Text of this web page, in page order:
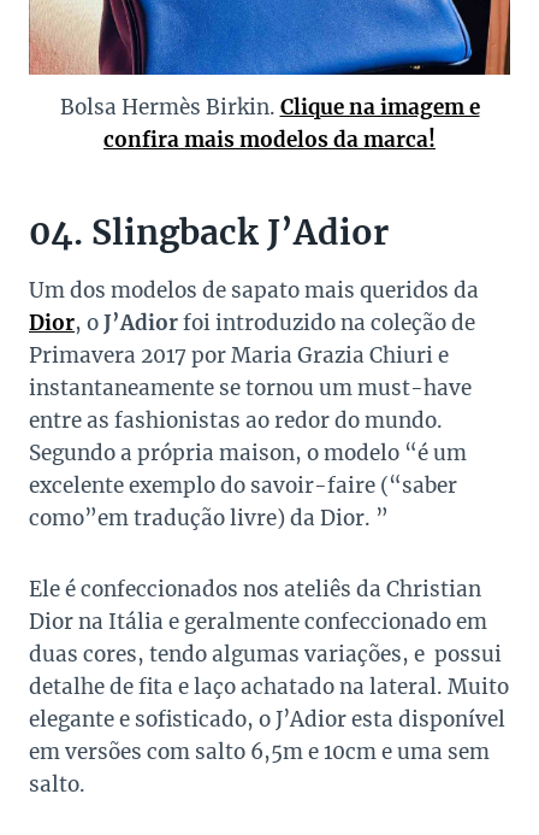
Bolsa Hermès Birkin. Clique na imagem e
confira mais modelos da marca!
04. Slingback J’Adior
Um dos modelos de sapato mais queridos da
Dior, oJ’Adiorfoi introduzido na coleção de
Primavera 2017 por Maria Grazia Chiuri e
instantaneamente se tornou um must-have
entre as fashionistas ao redor do mundo.
Segundo a própria maison, o modelo “é um
excelente exemplo do savoir-faire (“saber
como”em tradução livre) da Dior. ”
Ele é confeccionados nos ateliês da Christian
Dior na Itália e geralmente confeccionado em
duas cores, tendo algumas variações, e possui
detalhe de fita e laço achatado na lateral. Muito
elegante e sofisticado, o J’Adior esta disponível
em versões com salto 6,5m e 10cm e uma sem
salto.